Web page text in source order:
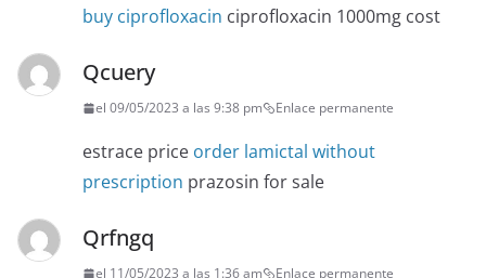
buy ciprofloxacin ciprofloxacin 1000mg cost
Qcuery
el 09/05/2023 a las 9:38 pm Enlace permanente
estrace price order lamictal without
prescription prazosin for sale
Qrfngq
el 11/05/2023 a las 1:36 am Enlace permanente